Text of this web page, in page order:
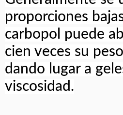
proporciones
carbopol puede
cien veces su
dando lugar a
viscosidad.